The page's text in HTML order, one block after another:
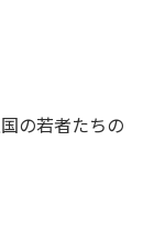
の若者たちの